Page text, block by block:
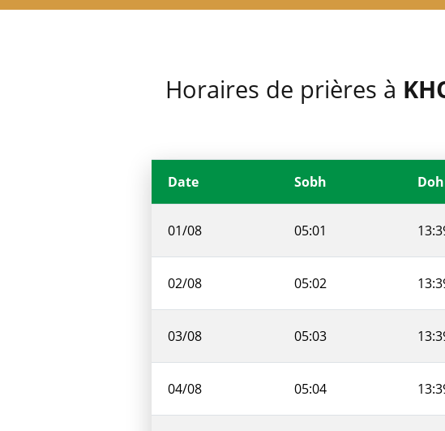
Horaires de prières à
Date Sobh
01/08 05:01
02/08 05:02
03/08 05:03
04/08 05:04